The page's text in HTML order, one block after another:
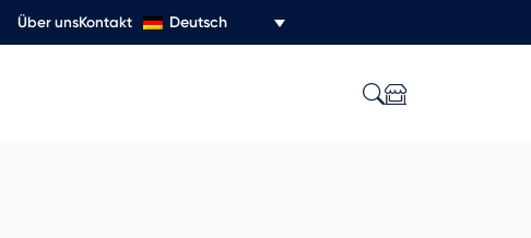
Über unsKontakt Deutsch